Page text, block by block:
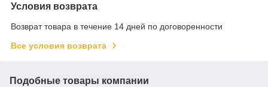
Условия возврата
Возврат товара в течение 14 дней по договоренности
Все условия возврата
Подобные товары компании